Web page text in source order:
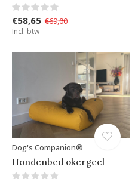
€58,65 €69,00
Incl. btw
Dog's Companion®
Hondenbed okergeel